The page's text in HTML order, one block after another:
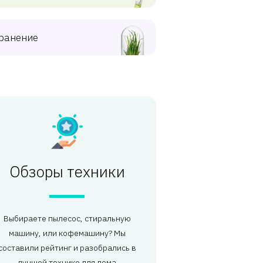
Обзоры техники
Выбираете пылесос, стиральную
машину, или кофемашину? Мы
рейтинг и разобрались в